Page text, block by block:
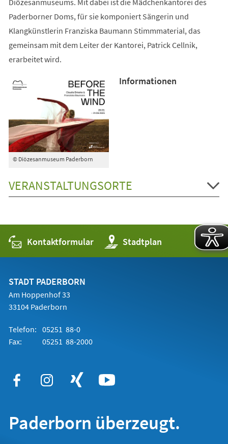
Paderborner Doms, für sie komponiert Sängerin und
Klangkünstlerin Franziska Baumann Stimmmaterial, das
gemeinsam mit dem Leiter der Kantorei, Patrick Cellnik,
erarbeitet wird.
© Diözesanmuseum Paderborn
Informationen
VERANSTALTUNGSORTE
Kontaktformular Stadtplan
(Öffnet
in
einem
STADT PADERBORN
Am Hoppenhof 33
33104 Paderborn
Telefon: 05251 88-0
Fax:
05251 88-2000
Paderborn überzeugt.